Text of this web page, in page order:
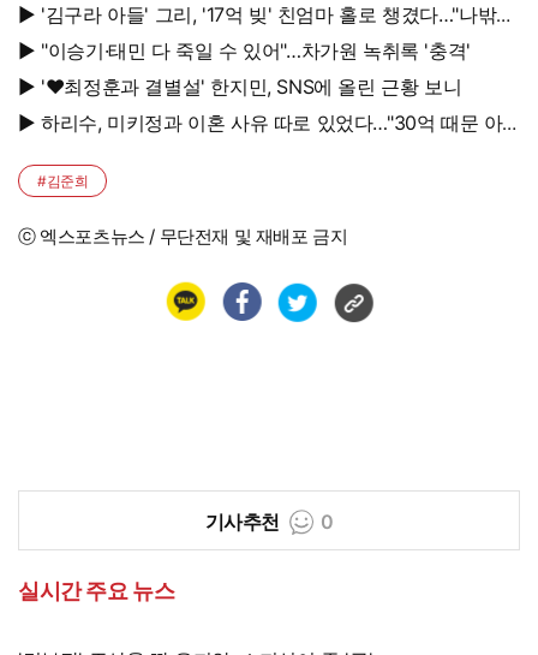
▶ '김구라 아들' 그리, '17억 빚' 친엄마 홀로 챙겼다…"나밖에
없어, 연락 꾸준히 하는 중"
▶ "이승기·태민 다 죽일 수 있어"…차가원 녹취록 '충격'
▶ '♥최정훈과 결별설' 한지민, SNS에 올린 근황 보니
▶ 하리수, 미키정과 이혼 사유 따로 있었다…"30억 때문 아
#김준희
ⓒ 엑스포츠뉴스 / 무단전재 및 재배포 금지
기사추천 0
실시간 주요 뉴스